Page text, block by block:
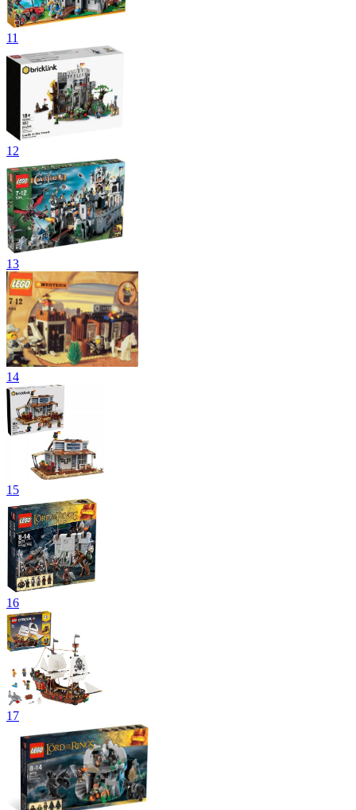
11
12
13
14
15
16
17